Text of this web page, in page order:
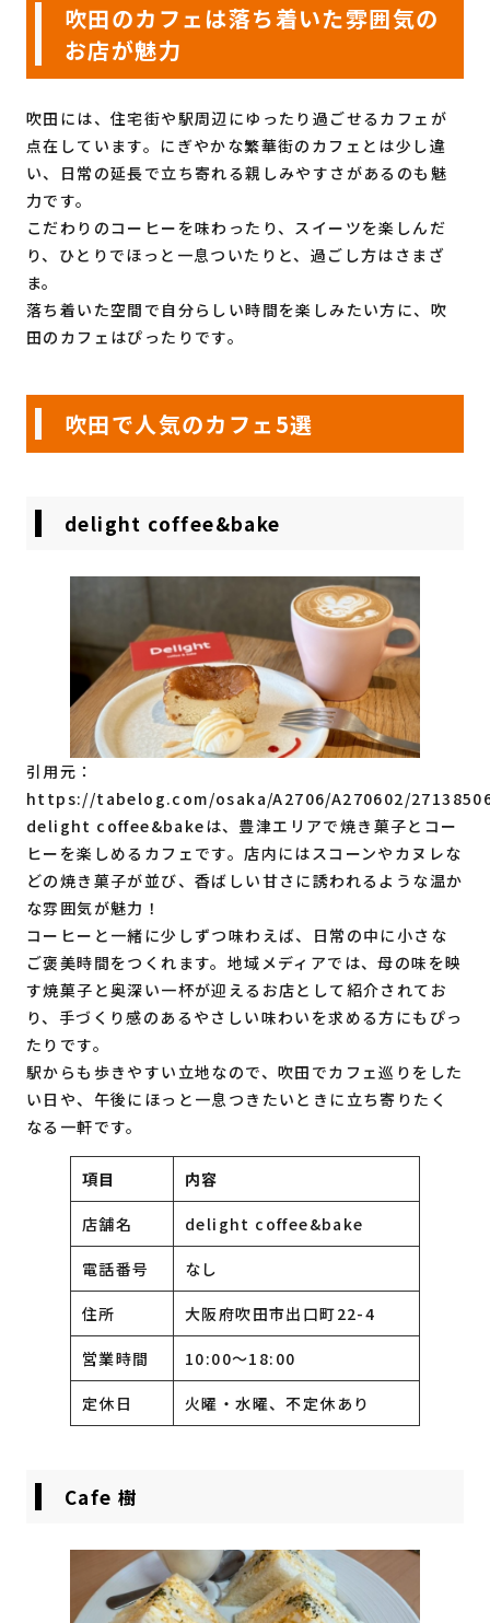
吹田のカフェは落ち着いた雰囲気の
お店が魅力
吹田には、住宅街や駅周辺にゆったり過ごせるカフェが
点在しています。にぎやかな繁華街のカフェとは少し違
い、日常の延長で立ち寄れる親しみやすさがあるのも魅
力です。
こだわりのコーヒーを味わったり、スイーツを楽しんだ
り、ひとりでほっと一息ついたりと、過ごし方はさまざ
ま。
落ち着いた空間で自分らしい時間を楽しみたい方に、吹
田のカフェはぴったりです。
吹田で人気のカフェ5選
delight coffee&bake
引用元：
https://tabelog.com/osaka/A2706/A270602/
delight coffee&bakeは、豊津エリアで焼き菓子とコー
ヒーを楽しめるカフェです。店内にはスコーンやカヌレな
どの焼き菓子が並び、香ばしい甘さに誘われるような温か
な雰囲気が魅力！
コーヒーと一緒に少しずつ味わえば、日常の中に小さな
ご褒美時間をつくれます。地域メディアでは、母の味を映
す焼菓子と奥深い一杯が迎えるお店として紹介されてお
り、手づくり感のあるやさしい味わいを求める方にもぴっ
たりです。
駅からも歩きやすい立地なので、吹田でカフェ巡りをした
い日や、午後にほっと一息つきたいときに立ち寄りたく
なる一軒です。
項目 内容
店舗名 delight coffee&bake
電話番号 なし
住所 大阪府吹田市出口町22-4
営業時間 10:00〜18:00
定休日 火曜・水曜、不定休あり
Cafe 樹